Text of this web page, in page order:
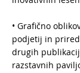
• Grafično
podjetij in
drugih
razstavnih